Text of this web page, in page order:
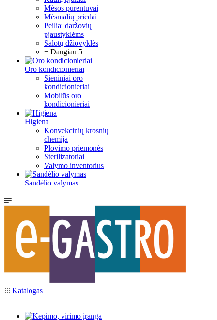
Mėsos purentuvai
Mėsmalių priedai
Peiliai daržovių
pjaustyklėms
Salotų džiovyklės
+ Daugiau 5
Oro kondicionieriai
Sieniniai oro
kondicionieriai
Mobilūs oro
kondicionieriai
Higiena
Konvekcinių krosnių
chemija
Plovimo priemonės
Sterilizatoriai
Valymo inventorius
Sandėlio valymas
Katalogas